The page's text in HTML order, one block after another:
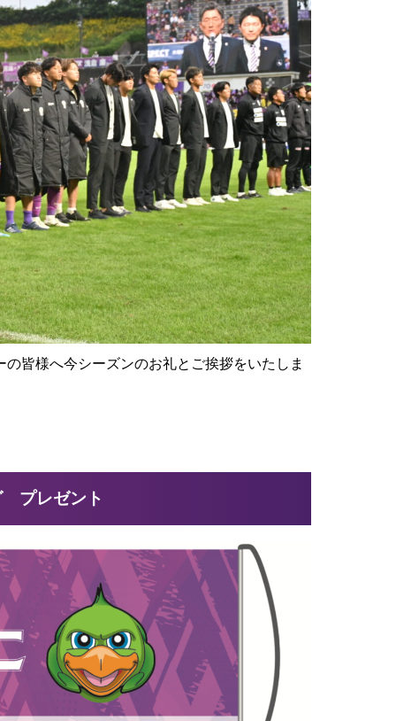
皆様へ今シーズンのお礼とご挨拶をいたしま
プレゼント